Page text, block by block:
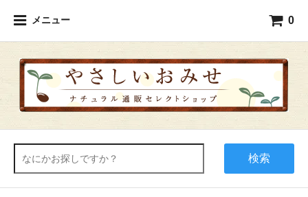
メニュー 0
検索